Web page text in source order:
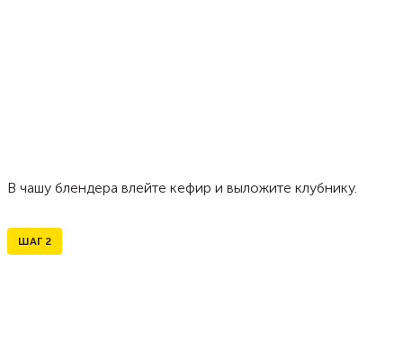
В чашу блендера влейте кефир и выложите клубнику.
ШАГ 2